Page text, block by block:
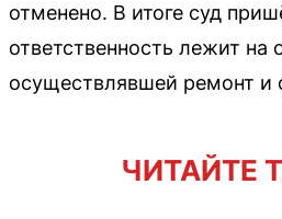
отменено. В итоге суд
ответственность лежит на
осуществлявшей ремонт и
ЧИТАЙТЕ